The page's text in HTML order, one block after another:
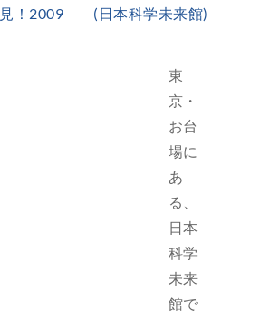
見！2009 (日本科学未来館)
東
京・
お台
場に
あ
る、
日本
科学
未来
館で